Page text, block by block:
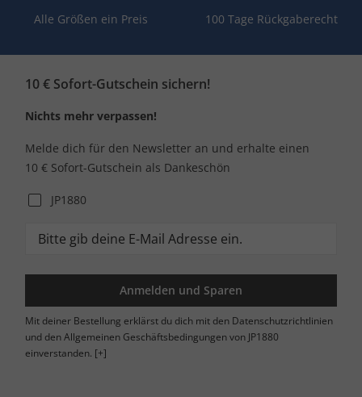
Alle Größen ein Preis 100 Tage Rückgaberecht
10 € Sofort-Gutschein sichern!
Nichts mehr verpassen!
Melde dich für den Newsletter an und erhalte einen
10 € Sofort-Gutschein als Dankeschön
JP1880
Anmelden und Sparen
Mit deiner Bestellung erklärst du dich mit den Datenschutzrichtlinien
und den Allgemeinen Geschäftsbedingungen von JP1880
einverstanden. [+]